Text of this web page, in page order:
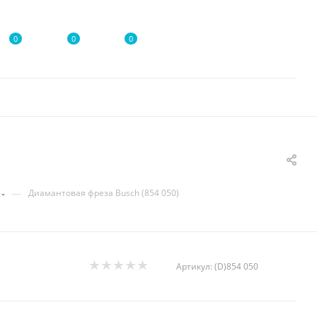
0 0 0
— Диамантовая фреза Busch (854 050)
Артикул: (D)854 050